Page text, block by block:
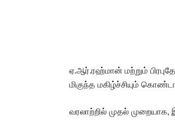
ஏ.ஆர்.ரஹ்மான் மற்றும்
மிகுந்த மகிழ்ச்சியும்
வரலாற்றில் முதல்